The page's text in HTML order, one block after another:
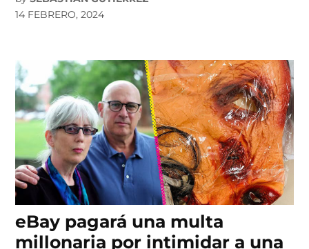
14 FEBRERO, 2024
eBay pagará una multa
millonaria por intimidar a una